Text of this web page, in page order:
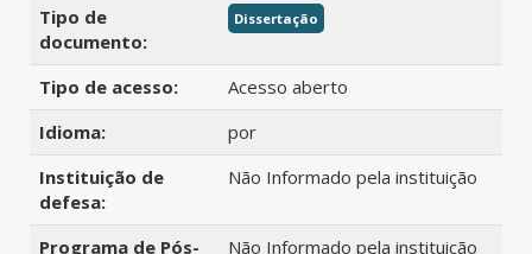
Tipo de
documento:
Dissertação
Tipo de acesso:
Acesso aberto
Idioma:
por
Instituição de
defesa:
Não Informado pela instituição
Programa de Pós-
Não Informado pela instituição